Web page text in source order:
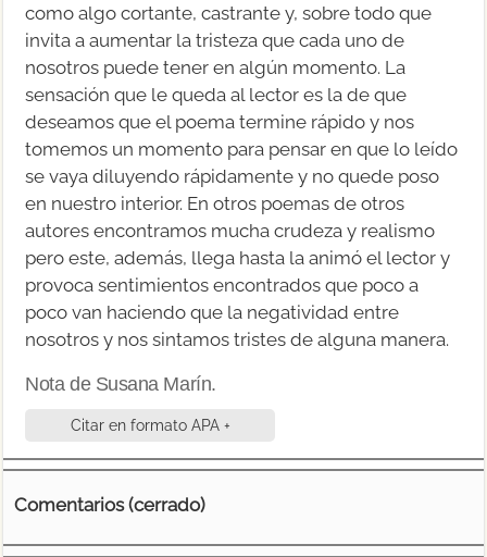
como algo cortante, castrante y, sobre todo que
invita a aumentar la tristeza que cada uno de
nosotros puede tener en algún momento. La
sensación que le queda al lector es la de que
deseamos que el poema termine rápido y nos
tomemos un momento para pensar en que lo leído
se vaya diluyendo rápidamente y no quede poso
en nuestro interior. En otros poemas de otros
autores encontramos mucha crudeza y realismo
pero este, además, llega hasta la animó el lector y
provoca sentimientos encontrados que poco a
poco van haciendo que la negatividad entre
nosotros y nos sintamos tristes de alguna manera.
Nota de Susana Marín.
Citar en formato APA +
Comentarios (cerrado)